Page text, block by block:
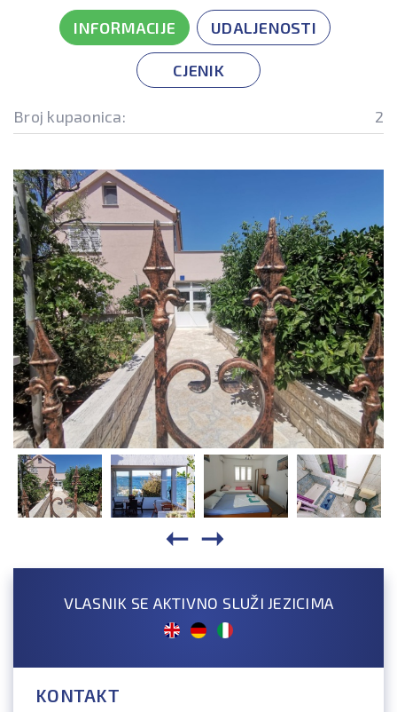
INFORMACIJE UDALJENOSTI
CJENIK
Broj kupaonica: 2
VLASNIK SE AKTIVNO SLUŽI JEZICIMA
KONTAKT